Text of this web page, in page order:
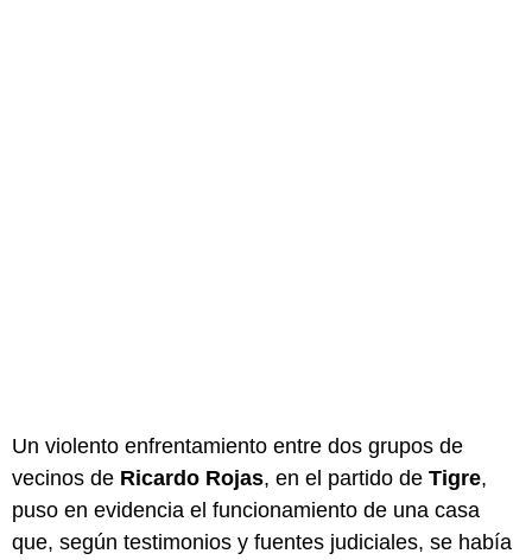
Un violento enfrentamiento entre dos grupos de
vecinos de Ricardo Rojas, en el partido de Tigre,
puso en evidencia el funcionamiento de una casa
que, según testimonios y fuentes judiciales, se había